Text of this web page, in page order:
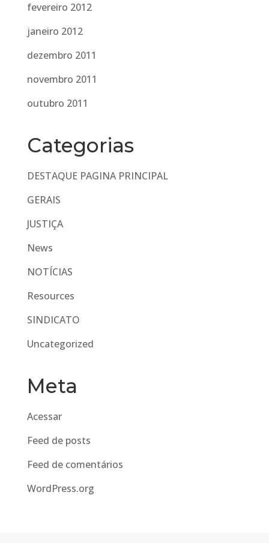
fevereiro 2012
janeiro 2012
dezembro 2011
novembro 2011
outubro 2011
Categorias
DESTAQUE PAGINA PRINCIPAL
GERAIS
JUSTIÇA
News
NOTÍCIAS
Resources
SINDICATO
Uncategorized
Meta
Acessar
Feed de posts
Feed de comentários
WordPress.org